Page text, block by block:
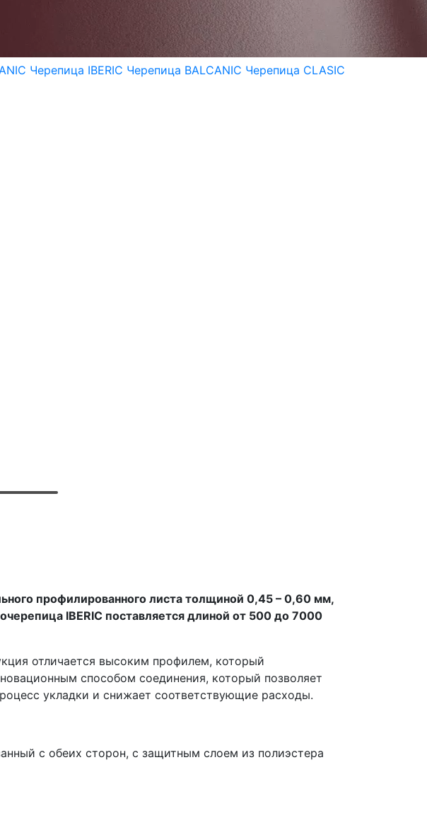
Черепица IBERIC Черепица BALCANIC Черепица CLASIC
профилированного листа толщиной 0,45 – 0,60 мм,
IBERIC поставляется длиной от 500 до 7000
отличается высоким профилем, который
способом соединения, который позволяет
укладки и снижает соответствующие расходы.
с обеих сторон, с защитным слоем из полиэстера